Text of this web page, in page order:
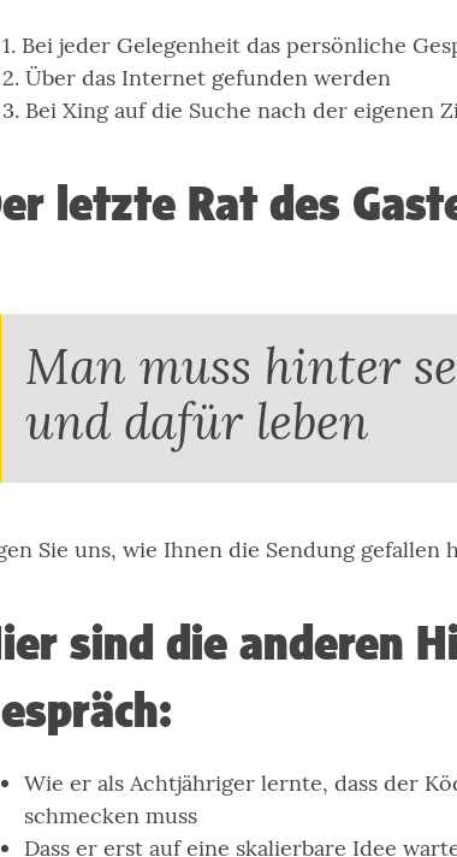
Bei jeder Gelegenheit das persönliche
Über das Internet gefunden werden
Bei Xing auf die Suche nach der eigenen
letzte Rat des
Man muss hinter
und dafür leben
Sie uns, wie Ihnen die Sendung gefallen
sind die anderen
Wie er als Achtjähriger lernte, dass der
schmecken muss
Dass er erst auf eine skalierbare Idee